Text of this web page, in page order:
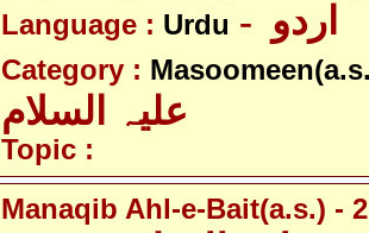
Language : Urdu
Category :
Topic :
Manaqib Ahl-e-Bait(a.s.) -